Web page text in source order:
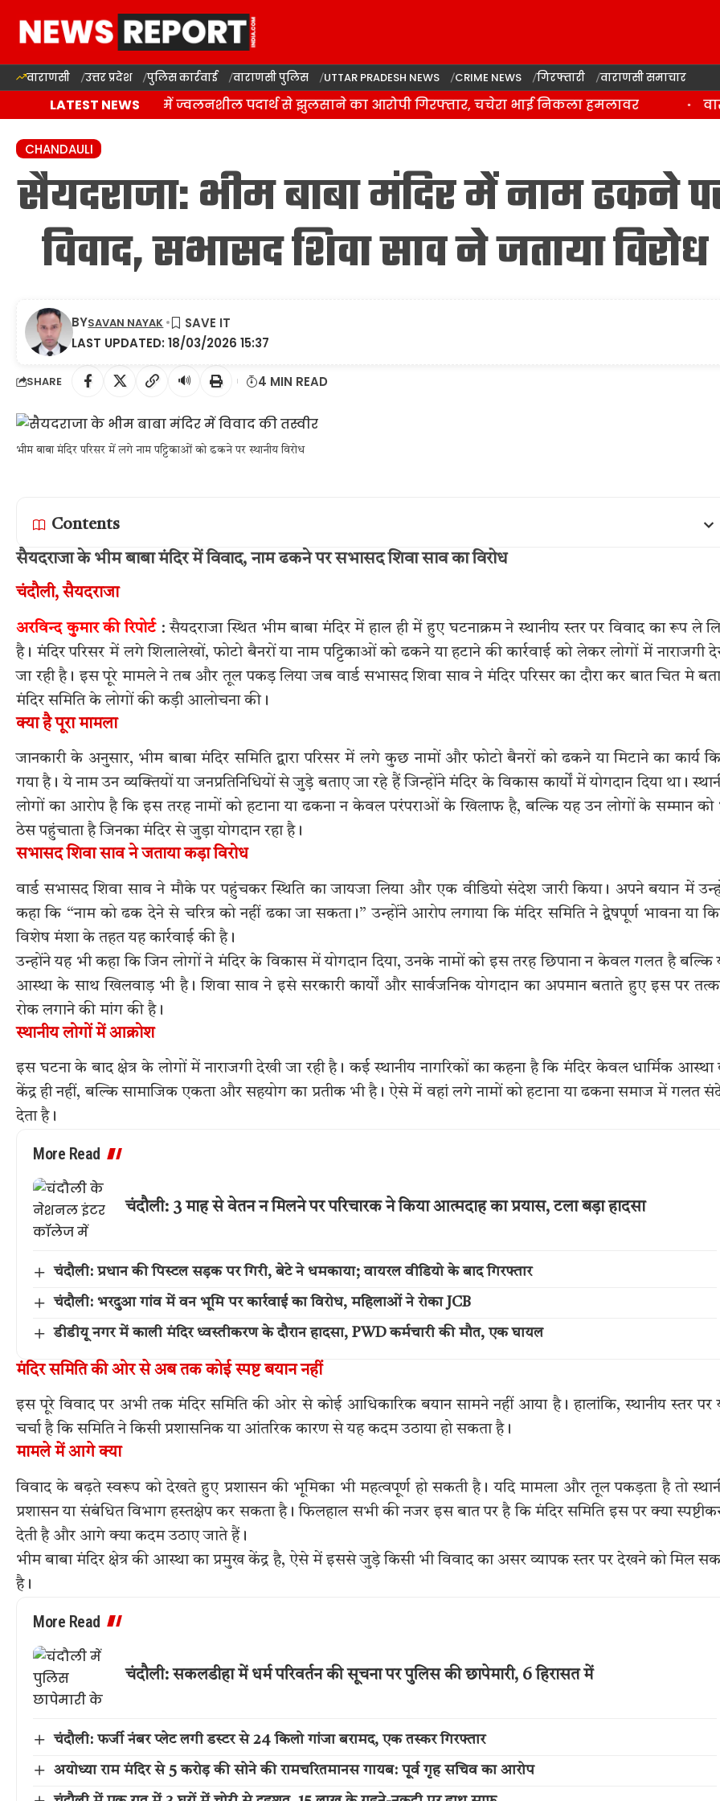
वाराणसी उत्तर प्रदेश पुलिस कार्रवाई वाराणसी पुलिस UTTAR PRADESH NEWS CRIME NEWS गिरफ्तारी वाराणसी समाचार
LATEST NEWS
वाराणसी: राजातालाब में ज्वलनशील पदार्थ से झुलसाने का आरोपी गिरफ्तार, चचेरा भाई निकला हमलावर
CHANDAULI
सैयदराजा: भीम बाबा मंदिर में नाम ढकने
विवाद, सभासद शिवा साव ने जताया विरोध
LAST UPDATED: 18/03/2026 15:37
BYSAVAN NAYAK
SHARE 🔊 4 MIN READ
भीम बाबा मंदिर परिसर में लगे नाम पट्टिकाओं को ढकने पर स्थानीय विरोध
Contents
सैयदराजा के भीम बाबा मंदिर में विवाद, नाम ढकने पर सभासद शिवा साव का विरोध
चंदौली, सैयदराजा
अरविन्द कुमार की रिपोर्ट: सैयदराजा स्थित भीम बाबा मंदिर में हाल ही में हुए घटनाक्रम ने स्थानीय स्तर पर विवाद का रूप ले
है। मंदिर परिसर में लगे शिलालेखों, फोटो बैनरों या नाम पट्टिकाओं को ढकने या हटाने की कार्रवाई को लेकर लोगों में नाराजगी
जा रही है। इस पूरे मामले ने तब और तूल पकड़ लिया जब वार्ड सभासद शिवा साव ने मंदिर परिसर का दौरा कर बात चित मे
मंदिर समिति के लोगों की कड़ी आलोचना की।
क्या है पूरा मामला
जानकारी के अनुसार, भीम बाबा मंदिर समिति द्वारा परिसर में लगे कुछ नामों और फोटो बैनरों को ढकने या मिटाने का कार्य
गया है। ये नाम उन व्यक्तियों या जनप्रतिनिधियों से जुड़े बताए जा रहे हैं जिन्होंने मंदिर के विकास कार्यों में योगदान दिया था।
लोगों का आरोप है कि इस तरह नामों को हटाना या ढकना न केवल परंपराओं के खिलाफ है, बल्कि यह उन लोगों के सम्मान को
ठेस पहुंचाता है जिनका मंदिर से जुड़ा योगदान रहा है।
सभासद शिवा साव ने जताया कड़ा विरोध
वार्ड सभासद शिवा साव ने मौके पर पहुंचकर स्थिति का जायजा लिया और एक वीडियो संदेश जारी किया। अपने बयान में
कहा कि “नाम को ढक देने से चरित्र को नहीं ढका जा सकता।” उन्होंने आरोप लगाया कि मंदिर समिति ने द्वेषपूर्ण भावना या
विशेष मंशा के तहत यह कार्रवाई की है।
उन्होंने यह भी कहा कि जिन लोगों ने मंदिर के विकास में योगदान दिया, उनके नामों को इस तरह छिपाना न केवल गलत है बल्कि
आस्था के साथ खिलवाड़ भी है। शिवा साव ने इसे सरकारी कार्यों और सार्वजनिक योगदान का अपमान बताते हुए इस पर
रोक लगाने की मांग की है।
स्थानीय लोगों में आक्रोश
इस घटना के बाद क्षेत्र के लोगों में नाराजगी देखी जा रही है। कई स्थानीय नागरिकों का कहना है कि मंदिर केवल धार्मिक आस्था
केंद्र ही नहीं, बल्कि सामाजिक एकता और सहयोग का प्रतीक भी है। ऐसे में वहां लगे नामों को हटाना या ढकना समाज में गलत
देता है।
More Read
चंदौली: 3 माह से वेतन न मिलने पर परिचारक ने किया आत्मदाह का प्रयास, टला बड़ा हादसा
चंदौली: प्रधान की पिस्टल सड़क पर गिरी, बेटे ने धमकाया; वायरल वीडियो के बाद गिरफ्तार
चंदौली: भरदुआ गांव में वन भूमि पर कार्रवाई का विरोध, महिलाओं ने रोका JCB
डीडीयू नगर में काली मंदिर ध्वस्तीकरण के दौरान हादसा, PWD कर्मचारी की मौत, एक घायल
मंदिर समिति की ओर से अब तक कोई स्पष्ट बयान नहीं
इस पूरे विवाद पर अभी तक मंदिर समिति की ओर से कोई आधिकारिक बयान सामने नहीं आया है। हालांकि, स्थानीय स्तर पर
चर्चा है कि समिति ने किसी प्रशासनिक या आंतरिक कारण से यह कदम उठाया हो सकता है।
मामले में आगे क्या
विवाद के बढ़ते स्वरूप को देखते हुए प्रशासन की भूमिका भी महत्वपूर्ण हो सकती है। यदि मामला और तूल पकड़ता है तो
प्रशासन या संबंधित विभाग हस्तक्षेप कर सकता है। फिलहाल सभी की नजर इस बात पर है कि मंदिर समिति इस पर क्या
देती है और आगे क्या कदम उठाए जाते हैं।
भीम बाबा मंदिर क्षेत्र की आस्था का प्रमुख केंद्र है, ऐसे में इससे जुड़े किसी भी विवाद का असर व्यापक स्तर पर देखने को मिल
है।
More Read
चंदौली: सकलडीहा में धर्म परिवर्तन की सूचना पर पुलिस की छापेमारी, 6 हिरासत में
चंदौली: फर्जी नंबर प्लेट लगी डस्टर से 24 किलो गांजा बरामद, एक तस्कर गिरफ्तार
अयोध्या राम मंदिर से 5 करोड़ की सोने की रामचरितमानस गायब: पूर्व गृह सचिव का आरोप